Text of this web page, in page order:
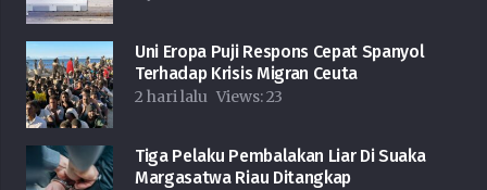
Uni Eropa Puji Respons Cepat Spanyol
Terhadap Krisis Migran Ceuta
2 hari lalu Views:23
Tiga Pelaku Pembalakan Liar Di Suaka
Margasatwa Riau Ditangkap